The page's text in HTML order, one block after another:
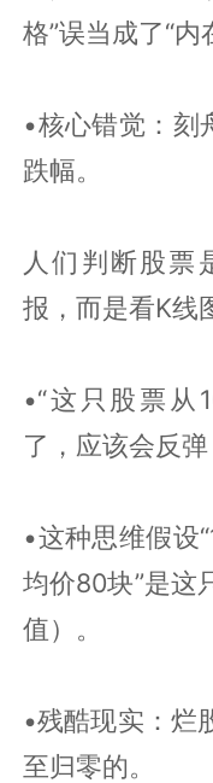
格”误当成了“内
•核心错觉：刻
跌幅。
人们判断股票
报，而是看K线
•“这只股票从
了，应该会反
•这种思维假设
均价80块”是这
值）。
•残酷现实：烂
至归零的。